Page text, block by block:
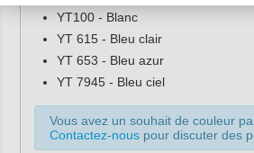
YT100 - Blanc
YT 615 - Bleu clair
YT 653 - Bleu azur
YT 7945 - Bleu ciel
Vous avez un souhait de couleur
Contactez-nouspour discuter des